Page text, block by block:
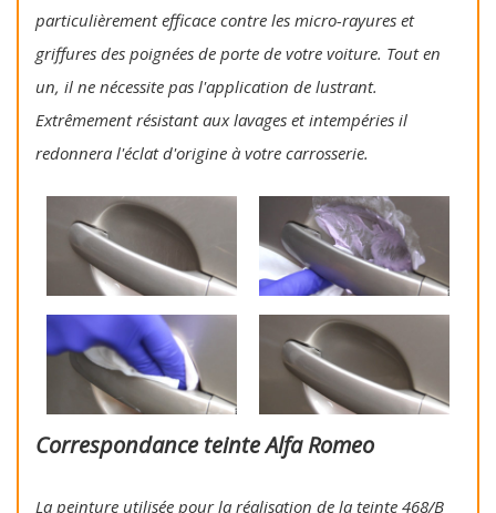
particulièrement efficace contre les micro-rayures et
griffures des poignées de porte de votre voiture. Tout en
un, il ne nécessite pas l'application de lustrant.
Extrêmement résistant aux lavages et intempéries il
redonnera l'éclat d'origine à votre carrosserie.
Correspondance teinte Alfa Romeo
La peinture utilisée pour la réalisation de la teinte 468/B